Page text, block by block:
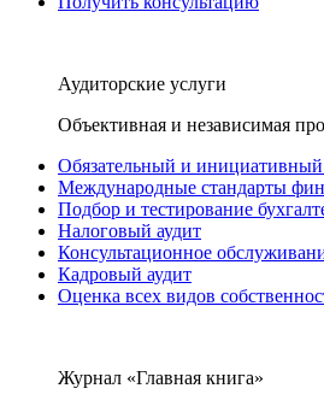
Аудиторские услуги
Объективная и независимая
Обязательный и инициативный
Международные стандарты
Подбор и тестирование
Налоговый аудит
Консультационное
Кадровый аудит
Оценка всех видов
Журнал «Главная книга»